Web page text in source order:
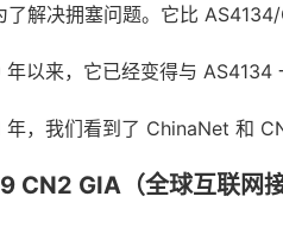
解决拥塞问题。它比
以来，它已经变得与 AS4134
，我们看到了 ChinaNet 和
CN2 GIA（全球互联网接